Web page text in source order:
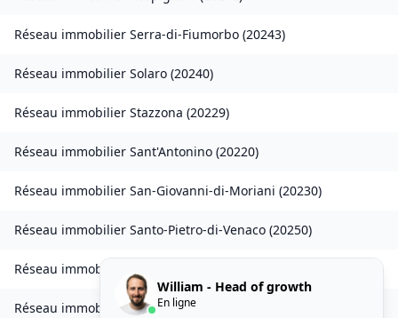
Réseau immobilier Serra-di-Fiumorbo (20243)
Réseau immobilier Solaro (20240)
Réseau immobilier Stazzona (20229)
Réseau immobilier Sant'Antonino (20220)
Réseau immobilier San-Giovanni-di-Moriani (20230)
Réseau immobilier Santo-Pietro-di-Venaco (20250)
Réseau immobilier
Réseau immobilierVezzani(20242
William - Head of growth
En ligne